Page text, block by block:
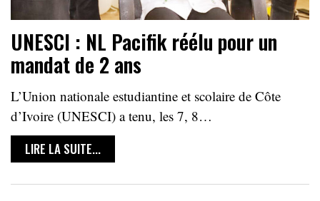
UNESCI : NL Pacifik réélu pour un
mandat de 2 ans
L’Union nationale estudiantine et scolaire de Côte
d’Ivoire (UNESCI) a tenu, les 7, 8…
LIRE LA SUITE...